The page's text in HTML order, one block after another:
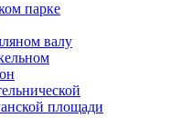
парке
валу
площади